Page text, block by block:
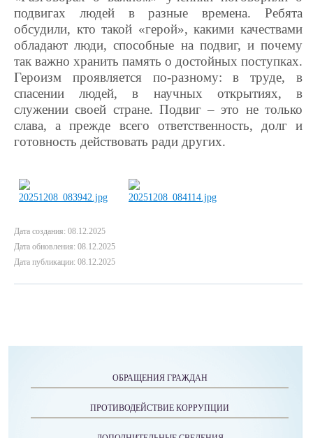
подвигах людей в разные времена. Ребята
обсудили, кто такой «герой», какими качествами
обладают люди, способные на подвиг, и почему
так важно хранить память о достойных поступках.
Героизм проявляется по-разному: в труде, в
спасении людей, в научных открытиях, в
служении своей стране. Подвиг – это не только
слава, а прежде всего ответственность, долг и
готовность действовать ради других.
Дата создания: 08.12.2025
Дата обновления: 08.12.2025
Дата публикации: 08.12.2025
ОБРАЩЕНИЯ ГРАЖДАН
ПРОТИВОДЕЙСТВИЕ КОРРУПЦИИ